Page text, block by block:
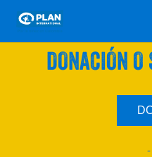
SÚMATE A
DONACIÓN